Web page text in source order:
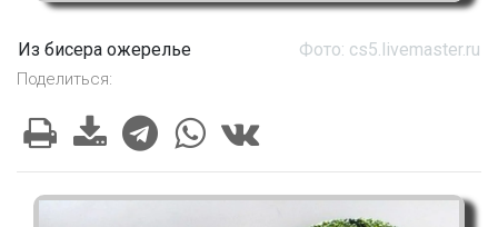
Из бисера ожерелье Фото: cs5.livemaster.ru
Поделиться: